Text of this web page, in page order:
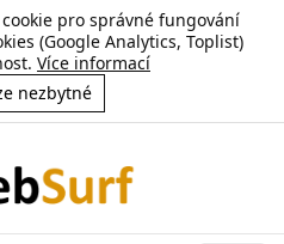
pro správné fungování
(Google Analytics, Toplist)
Více informací
nezbytné